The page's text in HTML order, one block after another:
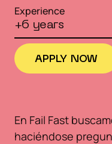
Experience
+6 years
APPLY NOW
En Fail Fast
haciéndose